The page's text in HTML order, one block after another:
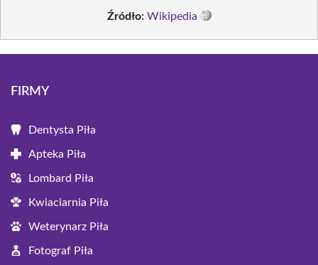
Źródło: Wikipedia
FIRMY
Dentysta Piła
Apteka Piła
Lombard Piła
Kwiaciarnia Piła
Weterynarz Piła
Fotograf Piła